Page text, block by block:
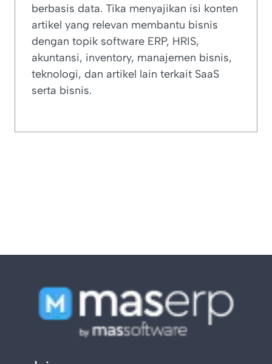
berbasis data. Tika menyajikan isi konten
artikel yang relevan membantu bisnis
dengan topik software ERP, HRIS,
akuntansi, inventory, manajemen bisnis,
teknologi, dan artikel lain terkait SaaS
serta bisnis.